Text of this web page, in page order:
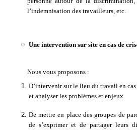
l’indemnisation des travailleurs, etc.
Une intervention sur site en cas de
Nous vous proposons :
D’intervenir sur le lieu du travail en
et analyser les problèmes et enjeux.
De mettre en place des groupes de
de s’exprimer et de partager leurs